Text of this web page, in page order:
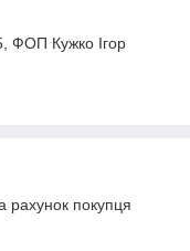
ФОП Кужко Ігор
рахунок покупця